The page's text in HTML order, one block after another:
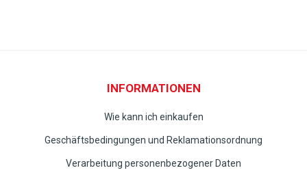
INFORMATIONEN
Wie kann ich einkaufen
Geschäftsbedingungen und Reklamationsordnung
Verarbeitung personenbezogener Daten